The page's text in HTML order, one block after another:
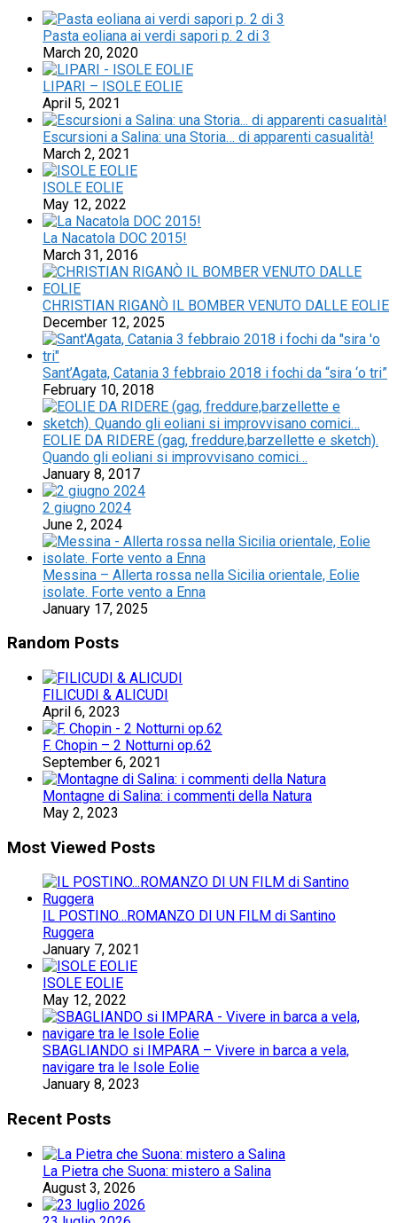
Pasta eoliana ai verdi sapori p. 2 di 3
March 20, 2020
LIPARI – ISOLE EOLIE
April 5, 2021
Escursioni a Salina: una Storia… di apparenti casualità!
March 2, 2021
ISOLE EOLIE
May 12, 2022
La Nacatola DOC 2015!
March 31, 2016
CHRISTIAN RIGANÒ IL BOMBER VENUTO DALLE EOLIE
December 12, 2025
Sant’Agata, Catania 3 febbraio 2018 i fochi da “sira ‘o tri”
February 10, 2018
EOLIE DA RIDERE (gag, freddure,barzellette e sketch).
Quando gli eoliani si improvvisano comici…
January 8, 2017
2 giugno 2024
June 2, 2024
Messina – Allerta rossa nella Sicilia orientale, Eolie
isolate. Forte vento a Enna
January 17, 2025
Random Posts
FILICUDI & ALICUDI
April 6, 2023
F. Chopin – 2 Notturni op.62
September 6, 2021
Montagne di Salina: i commenti della Natura
May 2, 2023
Most Viewed Posts
IL POSTINO…ROMANZO DI UN FILM di Santino
Ruggera
January 7, 2021
ISOLE EOLIE
May 12, 2022
SBAGLIANDO si IMPARA – Vivere in barca a vela,
navigare tra le Isole Eolie
January 8, 2023
Recent Posts
La Pietra che Suona: mistero a Salina
August 3, 2026